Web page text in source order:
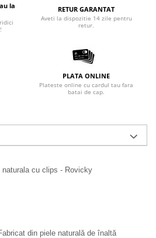
la
RETUR GARANTAT
Aveti la dispozitie 14 zile pentru
retur.
PLATA ONLINE
Plateste online cu cardul tau fara
batai de cap.
naturala cu clips - Rovicky
din piele naturală de înaltă